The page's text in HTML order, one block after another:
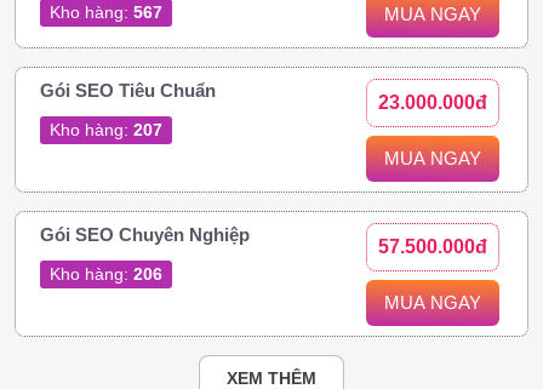
Kho hàng: 567 MUA NGAY
Gói SEO Tiêu Chuẩn
Kho hàng: 207
23.000.000đ
MUA NGAY
Gói SEO Chuyên Nghiệp
Kho hàng: 206
57.500.000đ
MUA NGAY
XEM THÊM